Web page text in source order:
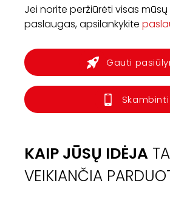
Jei norite peržiūrėti visas
paslaugas, apsilankykite
Gauti
Skambinti
KAIP JŪSŲ IDĖJA
VEIKIANČIA